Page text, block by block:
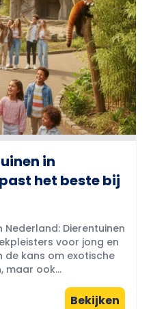
in
het beste bij
Nederland: Dierentuinen
voor jong en
de kans om exotische
maar ook...
Bekijken